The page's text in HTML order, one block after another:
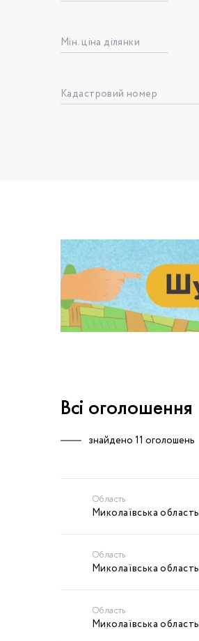
Мін. ціна ділянки
Кадастровий номер
Всі оголошення
знайдено 11 оголошень
Область
Миколаївська область
Область
Миколаївська область
Область
Миколаївська область